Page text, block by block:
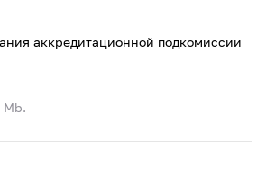
аккредитационной подкомиссии
Mb.